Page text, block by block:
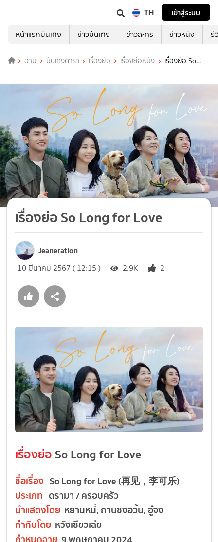
TH
เข้าสู่ระบบ
หน้าแรกบันเทิง
ข่าวบันเทิง ข่าวละคร ข่าวหนัง รี
อ่าน บันเทิงดารา เรื่องย่อ เรื่องย่อหนัง
เรื่องย่อ So
เรื่องย่อ So Long for Love
Jeaneration
10 มีนาคม 2567 ( 12:15 ) 2.9K 2
เรื่องย่อ So Long for Love
ชื่อเรื่อง So Long for Love (再见，李可乐)
ประเภท ดรามา / ครอบครัว
นำแสดงโดย หยานหนี่, ถานซงอวิ้น, อู๋จิง
กำกับโดย หวังเซียวเล่ย
กำหนดฉาย 9 พฤษภาคม 2024